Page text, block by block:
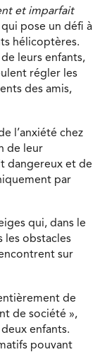
et imparfait
pose un défi à
hélicoptères.
leurs enfants,
régler les
des amis,
l’anxiété chez
de leur
dangereux et de
par
qui, dans le
les obstacles
sur
de
de société »,
enfants.
pouvant